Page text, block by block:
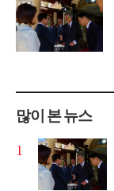
많이 본 뉴스